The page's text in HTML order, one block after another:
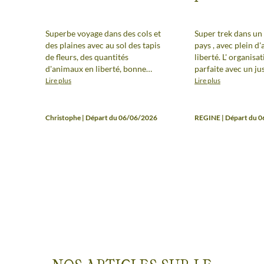
Superbe voyage dans des cols et
des plaines avec au sol des tapis
de fleurs, des quantités
d'animaux en liberté, bonne
condition physique
extraordinaire par son
Lire plus
Christophe | Départ du 06/06/2026
Super trek dans
pays , avec plein
liberté. L'
parfaite avec un
dans les
également, trek à
Lire plus
REGINE | Départ du